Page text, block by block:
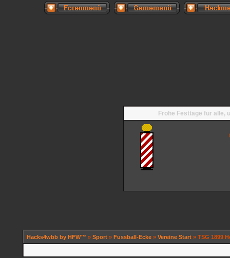
Frohe Festtage für alle,
Hacks4wbb by HFW™ » Sport » Fussball-Ecke » Vereine Start » TSG 1899